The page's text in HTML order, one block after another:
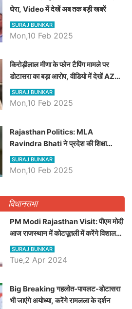
घेरा, Video में देखें अब तक बड़ी खबरें
SURAJ BUNKAR
Mon,10 Feb 2025
किरोड़ीलाल मीणा के फोन टैपिंग मामले पर
डोटासरा का बड़ा आरोप, वीडियो में देखें AZ
बड़ी खबरें
SURAJ BUNKAR
Mon,10 Feb 2025
Rajasthan Politics: MLA
Ravindra Bhati ने प्रदेश की शिक्षा
व्यवस्था पर उठाए सवाल, Madan
Dilawar पर हमला करते हुए गिनवाये खाली
SURAJ BUNKAR
Mon,10 Feb 2025
विधानसभा
PM Modi Rajasthan Visit: पीएम मोदी
आज राजस्थान में कोटपूतली में करेंगे विशाल
रैली, एक सभा से 8 सीटों पर साधेगें निशाना
SURAJ BUNKAR
Tue,2 Apr 2024
Big Breaking गहलोत-पायलट-डोटासरा
भी जाएंगे अयोध्या, करेंगे रामलला के दर्शन